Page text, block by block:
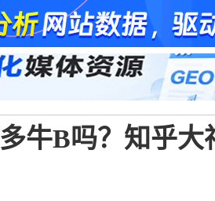
牛B吗？知乎大